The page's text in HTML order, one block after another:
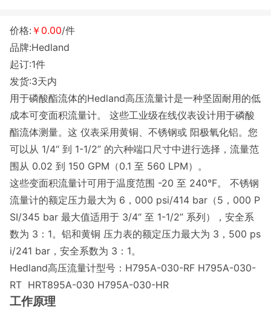
价格: ￥0.00/件
品牌:Hedland
起订:1件
发货:3天内
用于磷酸酯流体的Hedland高压流量计是一种坚固耐用的低
成本可变面积流量计。 这些工业级在线仪表设计用于磷酸
酯流体测量。这 仪表采用黄铜、不锈钢或 阳极氧化铝。您
可以从 1/4“ 到 1-1/2” 的六种端口尺寸中进行选择，流量范
围从 0.02 到 150 GPM（0.1 至 560 LPM）。
这些变面积流量计可用于温度范围 -20 至 240°F。 不锈钢
流量计的额定压力最大为 6，000 psi/414 bar（5，000 P
SI/345 bar 最大值适用于 3/4“ 至 1-1/2” 系列），安全系
数为 3：1。铝和黄铜 压力表的额定压力最大为 3，500 ps
i/241 bar，安全系数为 3：1。
Hedland高压流量计型号：H795A-030-RF H795A-030-
RT HRT895A-030 H795A-030-HR
工作原理